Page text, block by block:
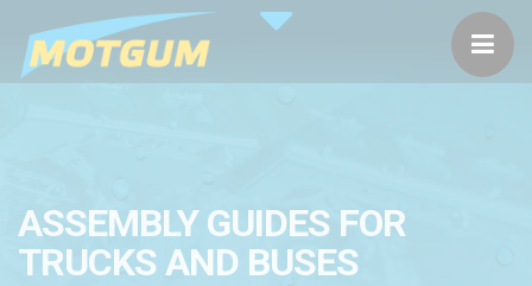
ASSEMBLY GUIDES FOR
TRUCKS AND BUSES